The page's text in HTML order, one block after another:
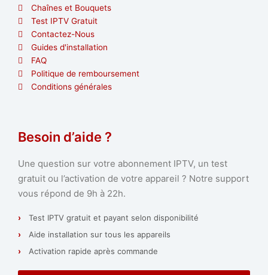
Chaînes et Bouquets
Test IPTV Gratuit
Contactez-Nous
Guides d'installation
FAQ
Politique de remboursement
Conditions générales
Besoin d’aide ?
Une question sur votre abonnement IPTV, un test
gratuit ou l’activation de votre appareil ? Notre support
vous répond de 9h à 22h.
Test IPTV gratuit et payant selon disponibilité
Aide installation sur tous les appareils
Activation rapide après commande